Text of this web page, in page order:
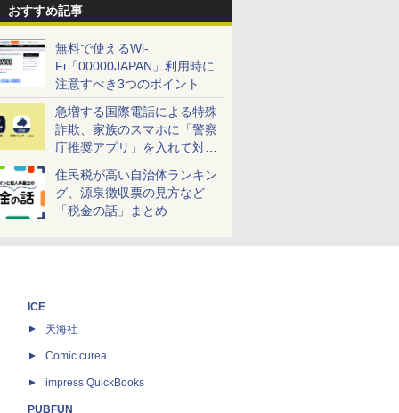
おすすめ記事
無料で使えるWi-
Fi「00000JAPAN」利用時に
注意すべき3つのポイント
急増する国際電話による特殊
詐欺、家族のスマホに「警察
庁推奨アプリ」を入れて対策
しよう！
住民税が高い自治体ランキン
グ、源泉徴収票の見方など
「税金の話」まとめ
ICE
天海社
Comic curea
impress QuickBooks
PUBFUN